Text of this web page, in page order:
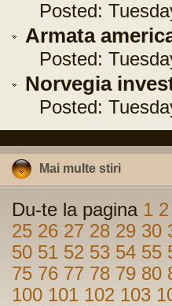
Posted:
Armata
Posted:
Norvegia
Posted:
Mai multe stiri
Du-te la pagina 1 2
25 26 27 28 29 30
50 51 52 53 54 55
75 76 77 78 79 80
100 101 102 103